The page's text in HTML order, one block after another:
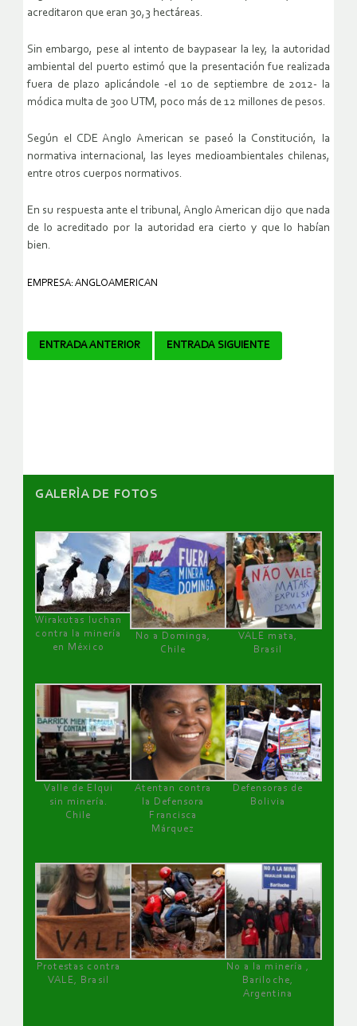
acreditaron que eran 30,3 hectáreas.
Sin embargo, pese al intento de baypasear la ley, la autoridad
ambiental del puerto estimó que la presentación fue realizada
fuera de plazo aplicándole -el 10 de septiembre de 2012- la
módica multa de 300 UTM, poco más de 12 millones de pesos.
Según el CDE Anglo American se paseó la Constitución, la
normativa internacional, las leyes medioambientales chilenas,
entre otros cuerpos normativos.
En su respuesta ante el tribunal, Anglo American dijo que nada
de lo acreditado por la autoridad era cierto y que lo habían
bien.
EMPRESA: ANGLOAMERICAN
Navegador
ENTRADA ANTERIOR ENTRADA SIGUIENTE
GALERÌA DE FOTOS
Wirakutas luchan
contra la minería
en México
No a Dominga,
Chile
VALE mata,
Brasil
Valle de Elqui
sin minería.
Chile
Atentan contra
la Defensora
Francisca
Márquez
Defensoras de
Bolivia
Protestas contra
VALE, Brasil
No a la minería ,
Bariloche,
Argentina